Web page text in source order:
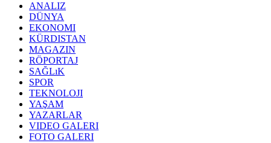
ANALIZ
DÜNYA
EKONOMI
KÜRDISTAN
MAGAZIN
RÖPORTAJ
SAĞLıK
SPOR
TEKNOLOJI
YAŞAM
YAZARLAR
VIDEO GALERI
FOTO GALERI